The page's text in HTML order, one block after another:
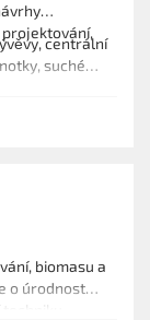
centrální
suché
biomasu a
o úrodnost